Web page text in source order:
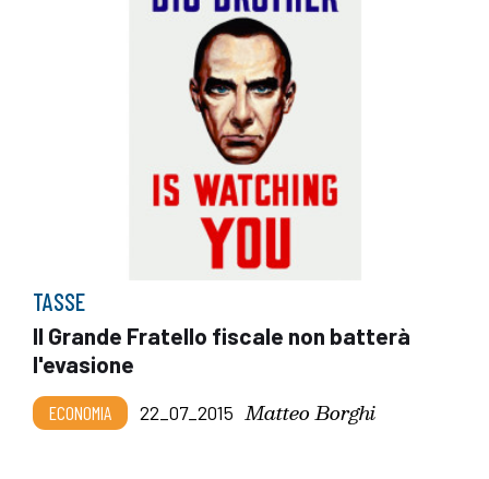
TASSE
Il Grande Fratello fiscale non batterà
l'evasione
ECONOMIA 22_07_2015 Matteo Borghi